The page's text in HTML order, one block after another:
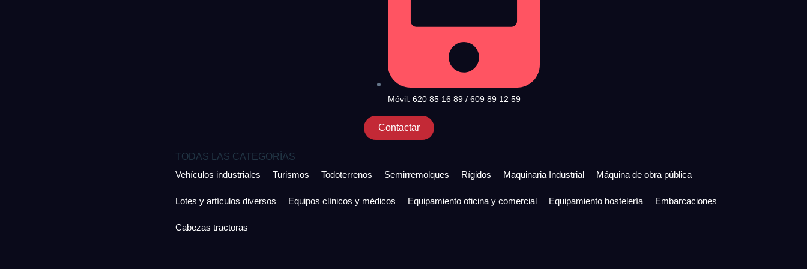
Móvil: 620 85 16 89 / 609 89 12 59
Contactar
TODAS LAS CATEGORÍAS
Vehículos industriales
Turismos Todoterrenos Semirremolques Rígidos Maquinaria Industrial Máquina de obra pública
Lotes y artículos diversos Equipos clínicos y médicos Equipamiento oficina y comercial Equipamiento hostelería Embarcaciones
Cabezas tractoras